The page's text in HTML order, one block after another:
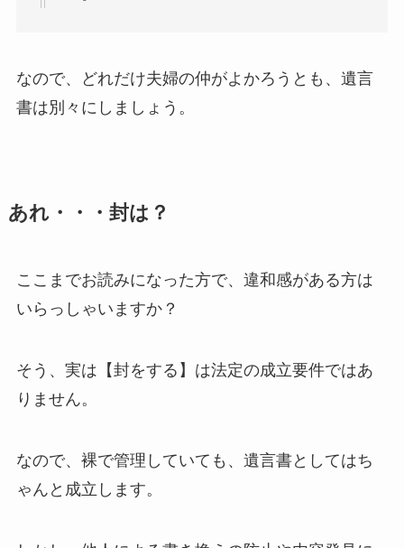
なので、どれだけ夫婦の仲がよかろうとも、遺言
書は別々にしましょう。
あれ・・・封は？
ここまでお読みになった方で、違和感がある方は
いらっしゃいますか？
そう、実は【封をする】は法定の成立要件ではあ
りません。
なので、裸で管理していても、遺言書としてはち
ゃんと成立します。